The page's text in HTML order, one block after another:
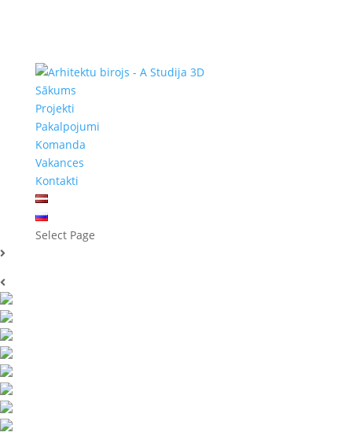
Sākums
Projekti
Pakalpojumi
Komanda
Vakances
Kontakti
Select Page